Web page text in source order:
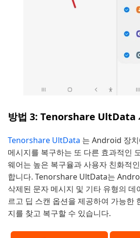
방법 3: Tenorshare UltData
Tenorshare UltData 는 Android 장
메시지를 복구하는 또 다른 효과적인
웨어는 높은 복구율과 사용자 친화적
합니다. Tenorshare UltData는
삭제된 문자 메시지 및 기타 유형의 데
르고 딥 스캔 옵션을 제공하여 가능한
지를 찾고 복구할 수 있습니다.